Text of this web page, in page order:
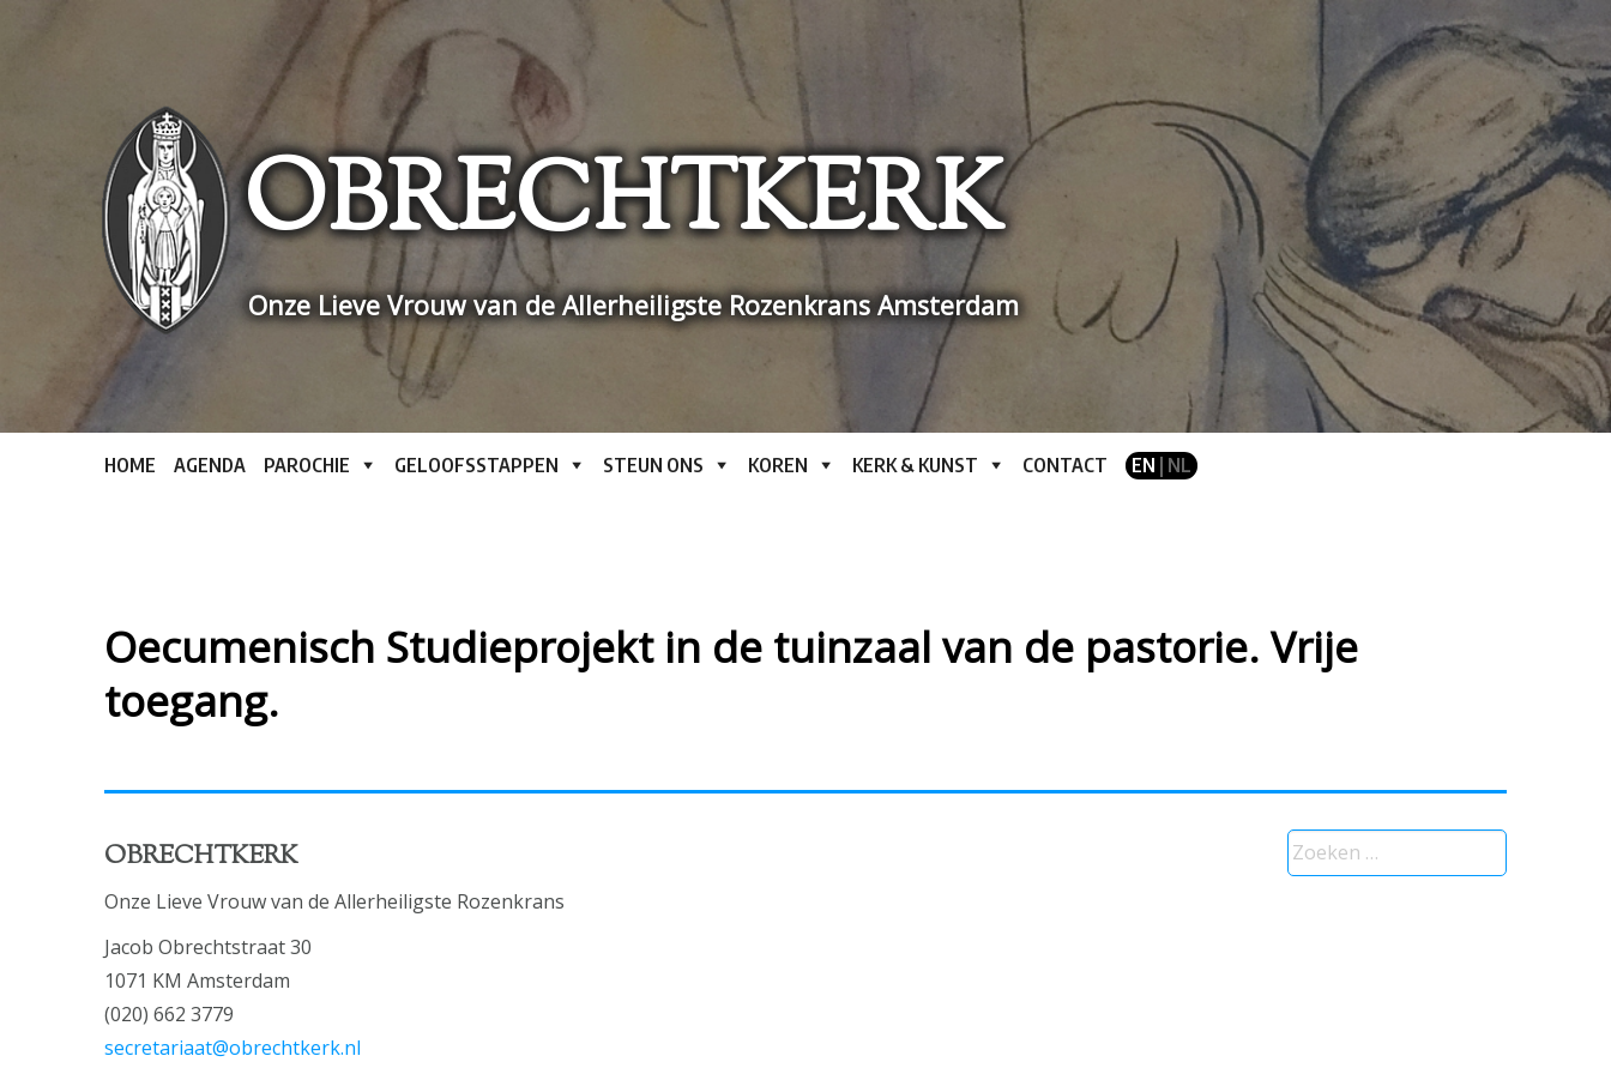
OBRECHTKERK
Onze Lieve Vrouw van de Allerheiligste Rozenkrans Amsterdam
HOME AGENDA PAROCHIE GELOOFSSTAPPEN STEUN ONS KOREN KERK & KUNST CONTACT EN | NL
Oecumenisch Studieprojekt in de tuinzaal van de pastorie. Vrije
toegang.
OBRECHTKERK
Onze Lieve Vrouw van de Allerheiligste Rozenkrans
Jacob Obrechtstraat 30
1071 KM Amsterdam
(020) 662 3779
secretariaat@obrechtkerk.nl
Zoeken
naar: